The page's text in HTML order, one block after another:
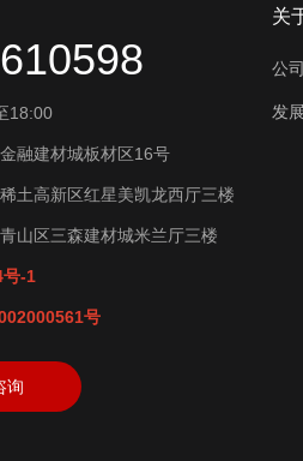
18:00
融建材城板材区16号
土高新区红星美凯龙西厅三楼
山区三森建材城米兰厅三楼
号-1
号
询
关
公
发